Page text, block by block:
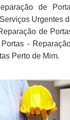
de
Urgentes
de
-
Perto de Mim.